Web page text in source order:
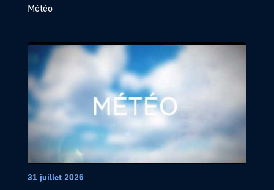
Météo
31 juillet 2026